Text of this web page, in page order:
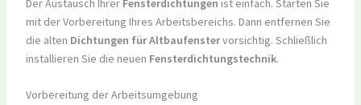
Der Austausch Ihrer Fensterdichtungen ist einfach. Starten Sie
mit der Vorbereitung Ihres Arbeitsbereichs. Dann entfernen Sie
die alten Dichtungen für Altbaufenstervorsichtig. Schließlich
installieren Sie die neuen Fensterdichtungstechnik.
Vorbereitung der Arbeitsumgebung